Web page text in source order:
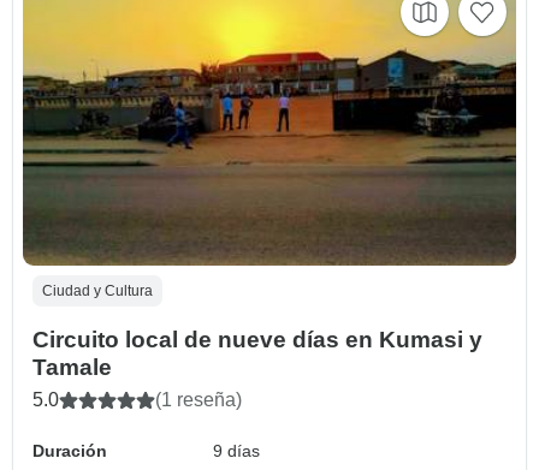
Ciudad y Cultura
Circuito local de nueve días en Kumasi y
Tamale
5.0 (1 reseña)
Duración
9 días